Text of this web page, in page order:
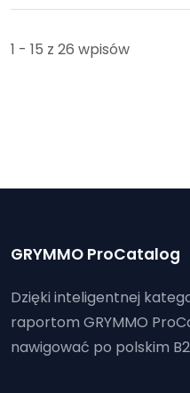
1 - 15 z 26 wpisów
GRYMMO ProCatalog
Dzięki inteligentnej
raportom GRYMMO
nawigować po polskim